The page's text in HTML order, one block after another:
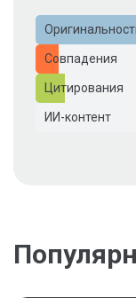
Совпадения
Цитирования
ИИ-контент